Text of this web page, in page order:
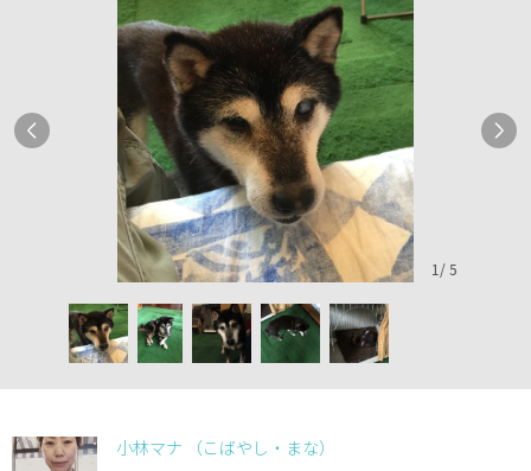
1 /5
小林マナ （こばやし・まな）